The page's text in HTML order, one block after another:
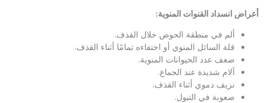
أعراض انسداد القنوات المنوية:
ألم في منطقة الحوض خلال القذف.
قلة السائل المنوي أو اختفاءه تمامًا أثناء القذف.
ضعف عدد الحيوانات المنوية.
آلام شديدة عند الجماع.
نزيف دموي أثناء القذف.
صعوبة في التبول.